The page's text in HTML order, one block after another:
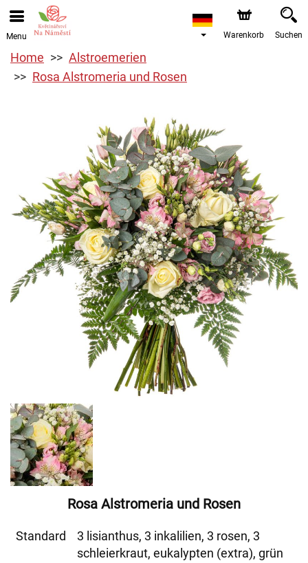
Menu Warenkorb Suchen
Home
Alstroemerien
Rosa Alstromeria und Rosen
Rosa Alstromeria und Rosen
Standard
3 lisianthus, 3 inkalilien, 3 rosen, 3
schleierkraut, eukalypten (extra), grün